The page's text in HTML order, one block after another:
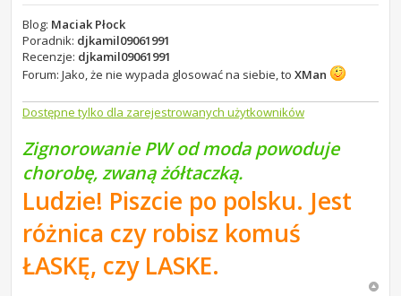
o
s
Blog: Maciak Płock
Poradnik: djkamil09061991
Recenzje: djkamil09061991
Forum: Jako, że nie wypada glosować na siebie, to XMan
Dostępne tylko dla zarejestrowanych użytkowników
Zignorowanie PW od moda powoduje
chorobę, zwaną żółtaczką.
Ludzie! Piszcie po polsku. Jest
różnica czy robisz komuś
ŁASKĘ, czy LASKE.